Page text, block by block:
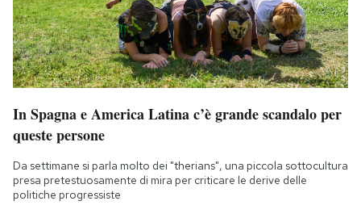
In Spagna e America Latina c’è grande scandalo per
queste persone
Da settimane si parla molto dei "therians", una piccola sottocultura
presa pretestuosamente di mira per criticare le derive delle
politiche progressiste